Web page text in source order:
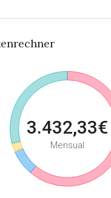
3.432,33€
Mensual